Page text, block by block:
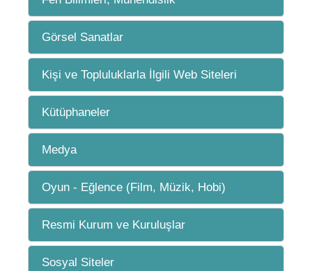
Görsel Sanatlar
Kişi ve Topluluklarla İlgili Web Siteleri
Kütüphaneler
Medya
Oyun - Eğlence (Film, Müzik, Hobi)
Resmi Kurum ve Kuruluşlar
Sosyal Siteler